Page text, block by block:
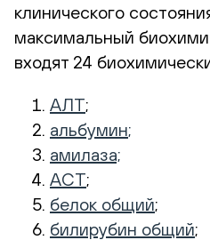
клинического
максимальный
входят 24
АЛТ;
альбумин;
амилаза;
АСТ;
белок общий;
билирубин общий;